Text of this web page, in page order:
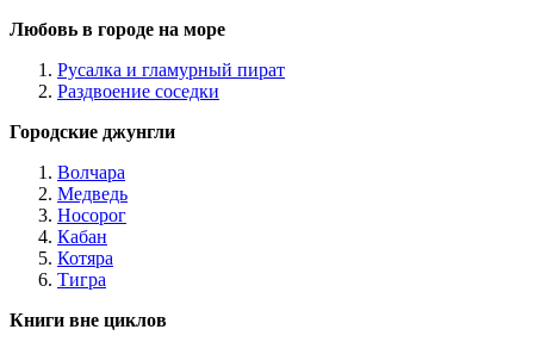
Любовь в городе на море
Русалка и гламурный пират
Раздвоение соседки
Городские джунгли
Волчара
Медведь
Носорог
Кабан
Котяра
Тигра
Книги вне циклов